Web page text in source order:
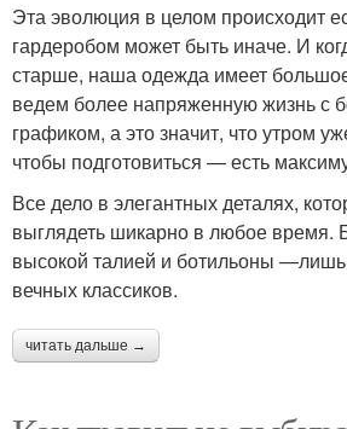
Эта эволюция в целом происходит
гардеробом может быть иначе. И
старше, наша одежда имеет
ведем более напряженную жизнь с
графиком, а это значит, что утром
чтобы подготовиться — есть
Все дело в элегантных деталях,
выглядеть шикарно в любое время.
высокой талией и ботильоны —лишь
вечных классиков.
читать дальше →